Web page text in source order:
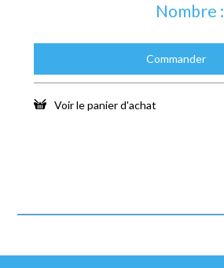
Nombre :
Commander
Voir le panier d'achat